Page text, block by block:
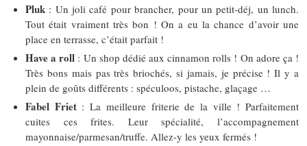
Pluk : Un joli café pour brancher, pour un petit-déj, un lunch.
Tout était vraiment très bon ! On a eu la chance d’avoir une
place en terrasse, c’était parfait !
Have a roll : Un shop dédié aux cinnamon rolls ! On adore ça !
Très bons mais pas très briochés, si jamais, je précise ! Il y a
plein de goûts différents : spéculoos, pistache, glaçage …
Fabel Friet: La meilleure friterie de la ville ! Parfaitement
cuites ces frites. Leur spécialité, l’accompagnement
mayonnaise/parmesan/truffe. Allez-y les yeux fermés !